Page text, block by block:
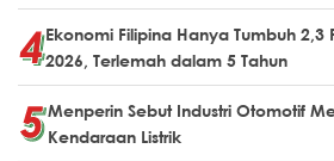
Ekonomi Filipina Hanya Tumbuh 2,3
2026, Terlemah dalam 5 Tahun
Menperin Sebut Industri Otomotif
Kendaraan Listrik